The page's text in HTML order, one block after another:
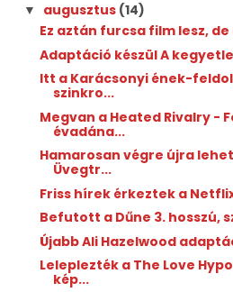
▼ augusztus (14)
Ez aztán furcsa film lesz,
Adaptáció készül A
Itt a Karácsonyi ének-
szinkro...
Megvan a Heated Rivalry -
évadána...
Hamarosan végre újra
Üvegtr...
Friss hírek érkeztek a
Befutott a Dűne 3. hosszú,
Újabb Ali Hazelwood
Leleplezték a The Love
kép...